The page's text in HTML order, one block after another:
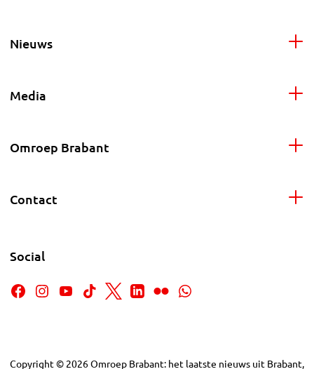
Nieuws
Media
Omroep Brabant
Contact
Social
Copyright © 2026Omroep Brabant: het laatste nieuws uit Brabant,